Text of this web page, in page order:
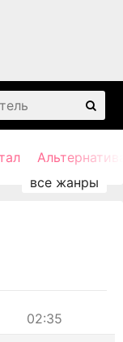
02:35